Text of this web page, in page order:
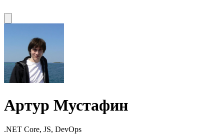
Артур Мустафин
.NET Core, JS, DevOps